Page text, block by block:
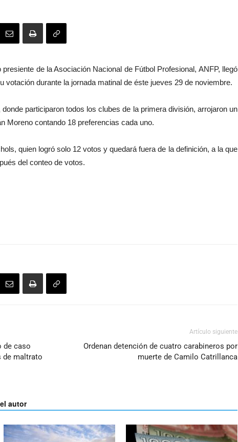
de la Asociación Nacional de Fútbol Profesional, ANFP, llegó
votación durante la jornada matinal de éste jueves 29 de noviembre.
participaron todos los clubes de la primera división, arrojaron un
Moreno contando 18 preferencias cada uno.
quien logró solo 12 votos y quedará fuera de la definición, a la que
del conteo de votos.
de caso
de maltrato
Artículo siguiente
Ordenan detención de cuatro carabineros por
muerte de Camilo Catrillanca
autor